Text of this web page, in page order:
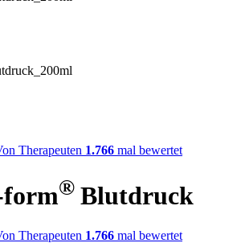
Therapeuten 1.766 mal bewertet
® Blutdruck
Therapeuten 1.766 mal bewertet